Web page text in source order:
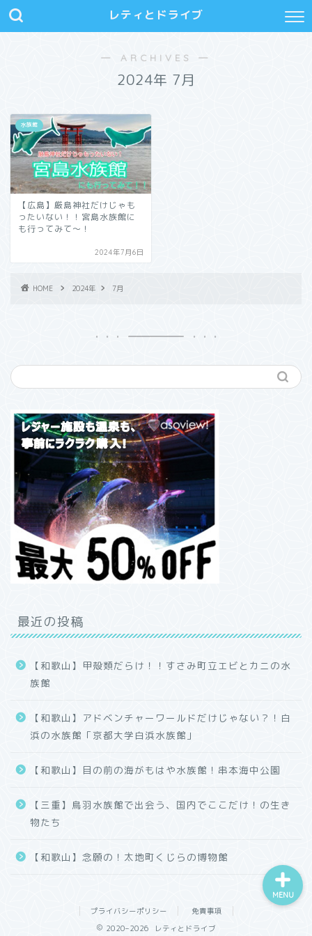
レティとドライブ
― ARCHIVES ―
2024年 7月
水族館
【広島】厳島神社だけじゃも
ったいない！！宮島水族館に
も行ってみて～！
2024年7月6日
HOME 2024年 7月
最近の投稿
【和歌山】甲殻類だらけ！！すさみ町立エビとカニの水
族館
【和歌山】アドベンチャーワールドだけじゃない？！白
浜の水族館「京都大学白浜水族館」
【和歌山】目の前の海がもはや水族館！串本海中公園
【三重】鳥羽水族館で出会う、国内でここだけ！の生き
物たち
【和歌山】念願の！太地町くじらの博物館
プライバシーポリシー
免責事項
2020–2026 レティとドライブ
MENU
ホーム
プロフィール
カテゴリー